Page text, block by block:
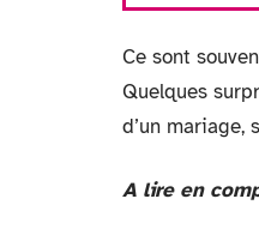
Ce sont
Quelques
d’un mariage,
A lire en